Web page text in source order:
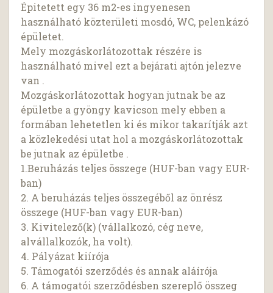
Épitetett egy 36 m2-es ingyenesen
használható közterületi mosdó, WC, pelenkázó
épületet.
Mely mozgáskorlátozottak részére is
használható mivel ezt a bejárati ajtón jelezve
van .
Mozgáskorlátozottak hogyan jutnak be az
épületbe a gyöngy kavicson mely ebben a
formában lehetetlen ki és mikor takarítják azt
a közlekedési utat hol a mozgáskorlátozottak
be jutnak az épületbe .
1.Beruházás teljes összege (HUF-ban vagy EUR-
ban)
2. A beruházás teljes összegéből az önrész
összege (HUF-ban vagy EUR-ban)
3. Kivitelező(k) (vállalkozó, cég neve,
alvállalkozók, ha volt).
4. Pályázat kiírója
5. Támogatói szerződés és annak aláírója
6. A támogatói szerződésben szereplő összeg